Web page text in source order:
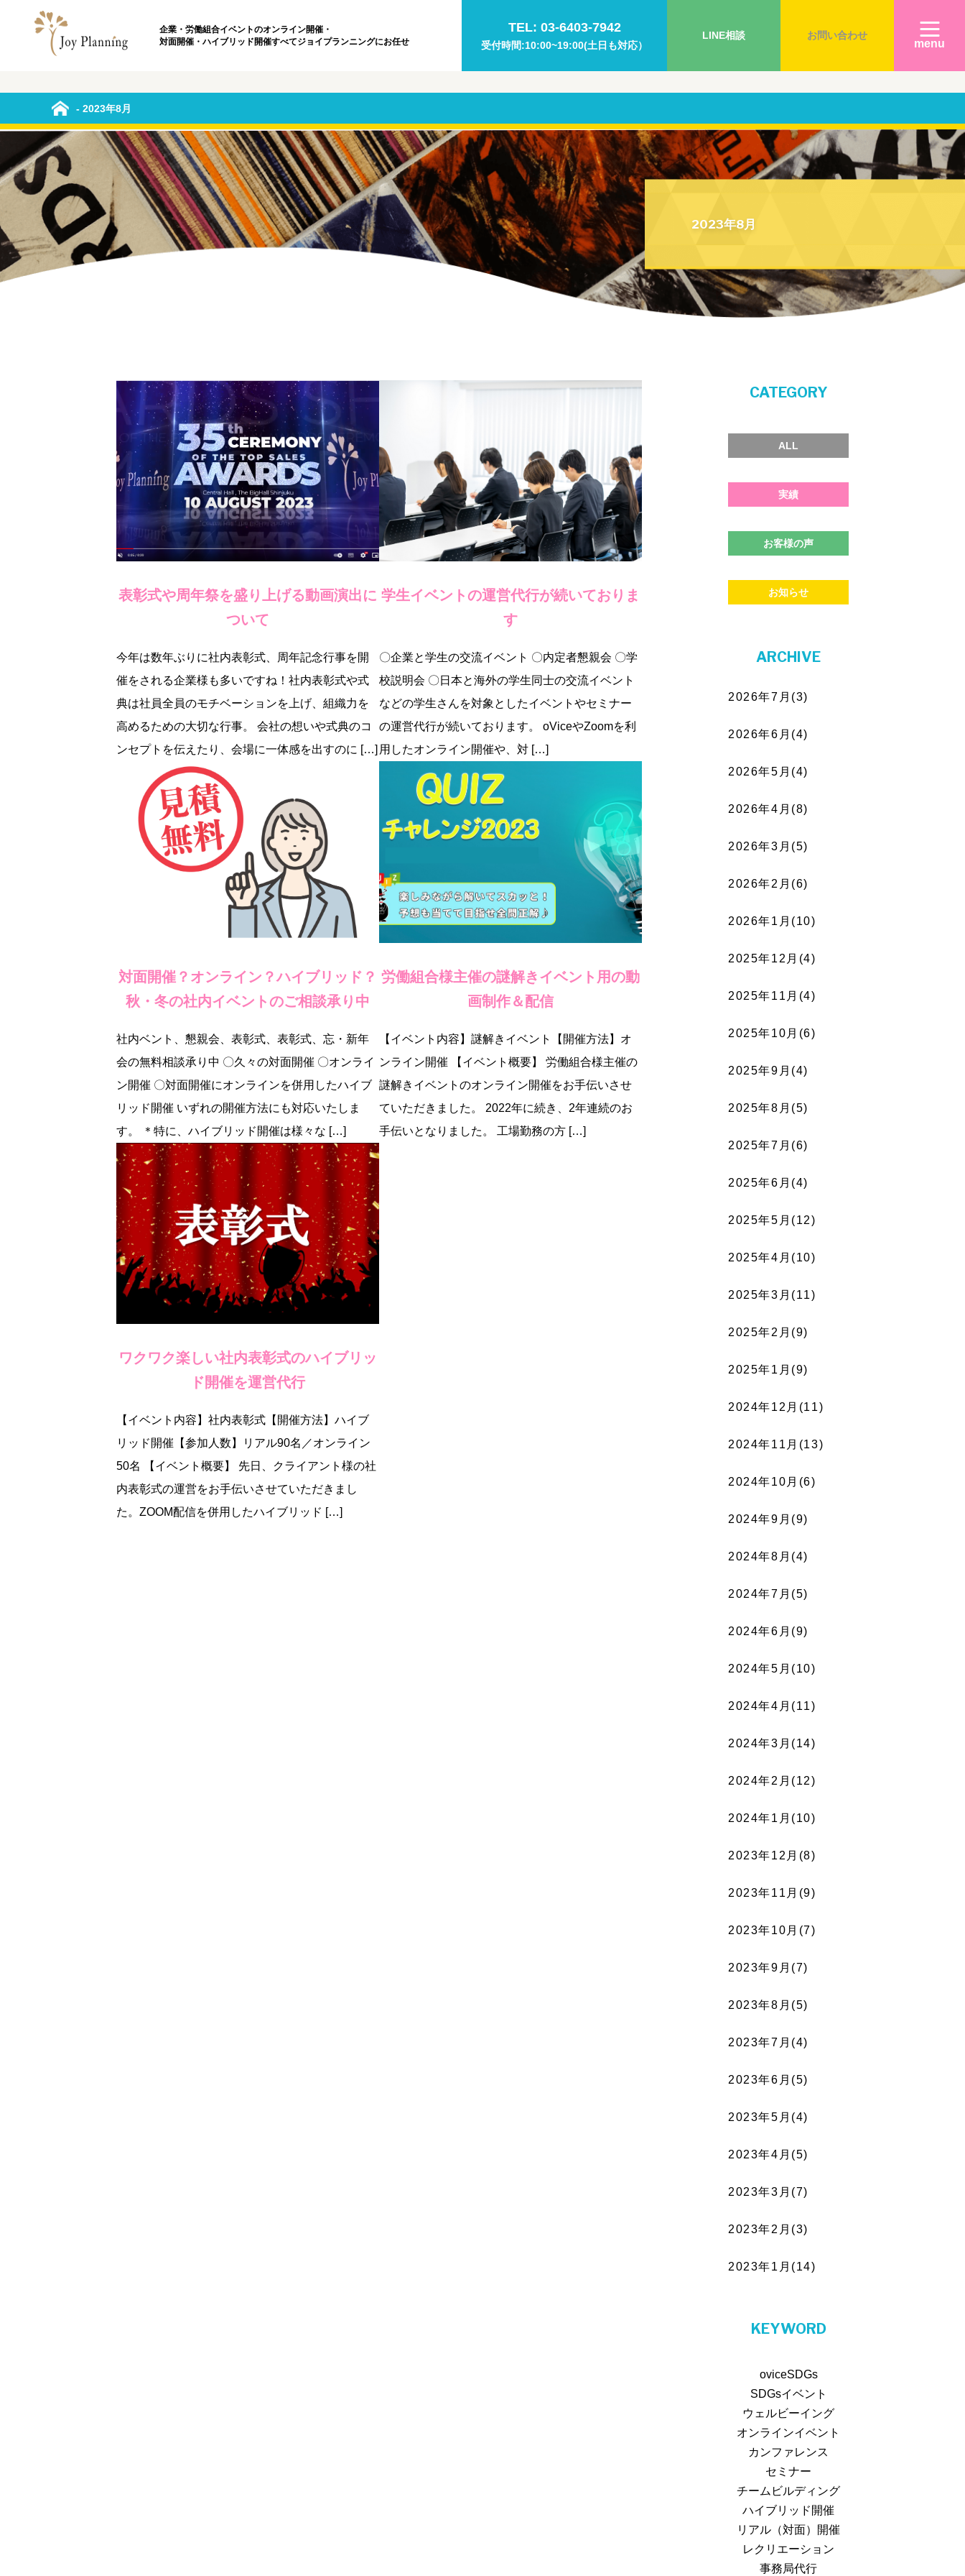
企業・労働組合イベントのオンライン開催・
対面開催・ハイブリッド開催すべてジョイプランニングにお任せ
TEL: 03-6403-7942
受付時間:10:00~19:00(土日も対応）
LINE相談 お問い合わせ
menu
- 2023年8月
2023年8月
表彰式や周年祭を盛り上げる動画演出に
ついて
今年は数年ぶりに社内表彰式、周年記念行事を開
催をされる企業様も多いですね！社内表彰式や式
典は社員全員のモチベーションを上げ、組織力を
高めるための大切な行事。 会社の想いや式典のコ
ンセプトを伝えたり、会場に一体感を出すのに […]
学生イベントの運営代行が続いておりま
す
〇企業と学生の交流イベント 〇内定者懇親会 〇学
校説明会 〇日本と海外の学生同士の交流イベント
などの学生さんを対象としたイベントやセミナー
の運営代行が続いております。 oViceやZoomを利
用したオンライン開催や、対 […]
対面開催？オンライン？ハイブリッド？
秋・冬の社内イベントのご相談承り中
社内ベント、懇親会、表彰式、表彰式、忘・新年
会の無料相談承り中 〇久々の対面開催 〇オンライ
ン開催 〇対面開催にオンラインを併用したハイブ
リッド開催 いずれの開催方法にも対応いたしま
す。 ＊特に、ハイブリッド開催は様々な […]
労働組合様主催の謎解きイベント用の動
画制作＆配信
【イベント内容】謎解きイベント【開催方法】オ
ンライン開催 【イベント概要】 労働組合様主催の
謎解きイベントのオンライン開催をお手伝いさせ
ていただきました。 2022年に続き、2年連続のお
手伝いとなりました。 工場勤務の方 […]
ワクワク楽しい社内表彰式のハイブリッ
ド開催を運営代行
【イベント内容】社内表彰式【開催方法】ハイブ
リッド開催【参加人数】リアル90名／オンライン
50名 【イベント概要】 先日、クライアント様の社
内表彰式の運営をお手伝いさせていただきまし
た。ZOOM配信を併用したハイブリッド […]
CATEGORY
ALL
実績
お客様の声
お知らせ
ARCHIVE
2026年7月(3)
2026年6月(4)
2026年5月(4)
2026年4月(8)
2026年3月(5)
2026年2月(6)
2026年1月(10)
2025年12月(4)
2025年11月(4)
2025年10月(6)
2025年9月(4)
2025年8月(5)
2025年7月(6)
2025年6月(4)
2025年5月(12)
2025年4月(10)
2025年3月(11)
2025年2月(9)
2025年1月(9)
2024年12月(11)
2024年11月(13)
2024年10月(6)
2024年9月(9)
2024年8月(4)
2024年7月(5)
2024年6月(9)
2024年5月(10)
2024年4月(11)
2024年3月(14)
2024年2月(12)
2024年1月(10)
2023年12月(8)
2023年11月(9)
2023年10月(7)
2023年9月(7)
2023年8月(5)
2023年7月(4)
2023年6月(5)
2023年5月(4)
2023年4月(5)
2023年3月(7)
2023年2月(3)
2023年1月(14)
KEYWORD
oviceSDGs
SDGsイベント
ウェルビーイング
オンラインイベント
カンファレンス
セミナー
チームビルディング
ハイブリッド開催
リアル（対面）開催
レクリエーション
事務局代行